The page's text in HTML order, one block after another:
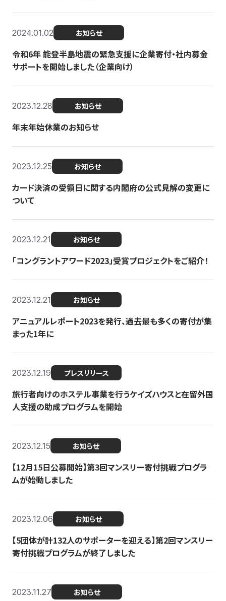
2024.01.02 お知らせ
令和6年 能登半島地震の緊急支援に企業寄付・社内募金
サポートを開始しました（企業向け）
2023.12.28 お知らせ
年末年始休業のお知らせ
2023.12.25 お知らせ
カード決済の受領日に関する内閣府の公式見解の変更に
ついて
2023.12.21 お知らせ
「コングラントアワード2023」受賞プロジェクトをご紹介！
2023.12.21 お知らせ
アニュアルレポート2023を発行、過去最も多くの寄付が集
まった1年に
2023.12.19 プレスリリース
旅行者向けのホステル事業を行うケイズハウスと在留外国
人支援の助成プログラムを開始
2023.12.15 お知らせ
【12月15日公募開始】第3回マンスリー寄付挑戦プログラ
ムが始動しました
2023.12.06 お知らせ
【5団体が計132人のサポーターを迎える】第2回マンスリー
寄付挑戦プログラムが終了しました
2023.11.27 お知らせ